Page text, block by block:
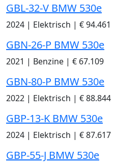
GBL-32-V BMW 530e
2024 | Elektrisch | € 94.461
GBN-26-P BMW 530e
2021 | Benzine | € 67.109
GBN-80-P BMW 530e
2022 | Elektrisch | € 88.844
GBP-13-K BMW 530e
2024 | Elektrisch | € 87.617
GBP-55-J BMW 530e